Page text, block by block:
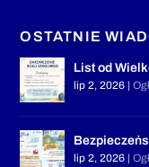
OSTATNIE
List od
lip 2, 2026 |
lip 2, 2026 |